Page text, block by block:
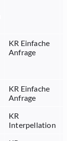
KR Einfache
Anfrage
KR Einfache
Anfrage
KR
Interpellation